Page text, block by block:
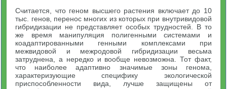
Считается, что геном высшего растения включает до 10
тыс. генов, перенос многих из которых при внутривидовой
гибридизации не представляет особых трудностей. В то
же время манипуляция полигенными системами и
коадаптированными генными комплексами при
межвидовой и межродовой гибридизации весьма
затруднена, а нередко и вообще невозможна. Тот факт,
что наиболее адаптивно значимые зоны генома,
характеризующие специфику экологической
приспособленности вида, лучше защищены от